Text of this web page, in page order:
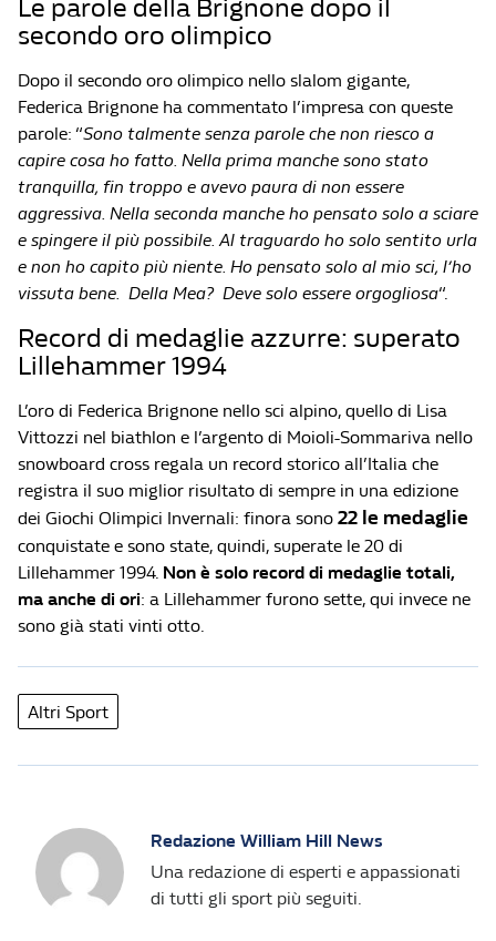
Le parole della Brignone dopo il
secondo oro olimpico
Dopo il secondo oro olimpico nello slalom gigante,
Federica Brignone ha commentato l’impresa con queste
parole: “Sono talmente senza parole che non riesco a
capire cosa ho fatto. Nella prima manche sono stato
tranquilla, fin troppo e avevo paura di non essere
aggressiva. Nella seconda manche ho pensato solo a sciare
e spingere il più possibile. Al traguardo ho solo sentito urla
e non ho capito più niente. Ho pensato solo al mio sci, l’ho
vissuta bene. Della Mea? Deve solo essere orgogliosa“.
Record di medaglie azzurre: superato
Lillehammer 1994
L’oro di Federica Brignone nello sci alpino, quello di Lisa
Vittozzi nel biathlon e l’argento di Moioli-Sommariva nello
snowboard cross regala un record storico all’Italia che
registra il suo miglior risultato di sempre in una edizione
dei Giochi Olimpici Invernali: finora sono 22 le medaglie
conquistate e sono state, quindi, superate le 20 di
Lillehammer 1994. Non è solo record di medaglie totali,
ma anche di ori: a Lillehammer furono sette, qui invece ne
sono già stati vinti otto.
Altri Sport
Redazione William Hill News
Una redazione di esperti e appassionati
di tutti gli sport più seguiti.